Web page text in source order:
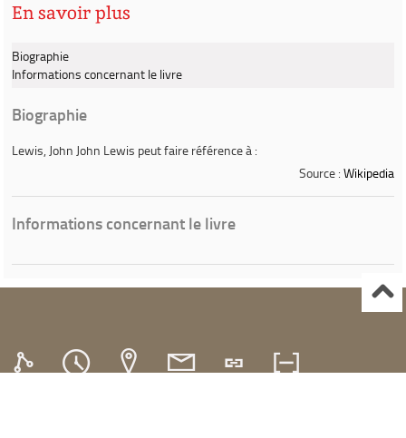
En savoir plus
Biographie
Informations concernant le livre
Biographie
Lewis, John John Lewis peut faire référence à :
Source : Wikipedia
Informations concernant le livre